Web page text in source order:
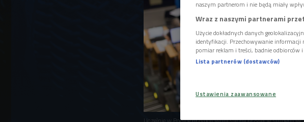
naszym partnerom i nie będą miały
Wraz z naszymi partnerami
Użycie dokładnych danych
identyfikacji. Przechowywanie informacji
pomiar reklam i treści, badnie odbiorców i
Lista partnerów (dostawców)
Ustawienia zaawansowane